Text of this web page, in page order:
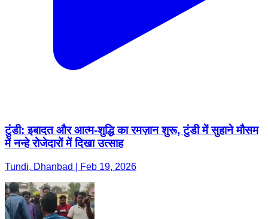
टुंडी: इबादत और आत्म-शुद्धि का रमज़ान शुरू, टुंडी में सुहाने मौसम
में नन्हे रोजेदारों में दिखा उत्साह
Tundi, Dhanbad | Feb 19, 2026